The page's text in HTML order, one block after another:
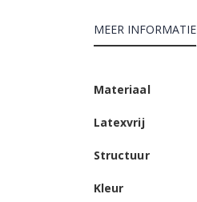
MEER INFORMATIE
Meer
Materiaal
Latexvrij
Structuur
Kleur